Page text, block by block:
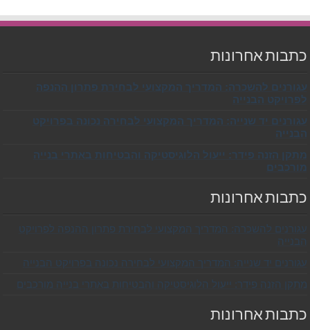
כתבות אחרונות
עגורנים להשכרה: המדריך המקצועי לבחירת פתרון ההנפה
לפרויקט הבנייה
עגורנים יד שנייה: המדריך המקצועי לבחירה נכונה בפרויקט
הבנייה
מתקן הזנה פידר: ייעול הלוגיסטיקה והבטיחות באתרי בנייה
מורכבים
כתבות אחרונות
עגורנים להשכרה: המדריך המקצועי לבחירת פתרון ההנפה לפרויקט
הבנייה
עגורנים יד שנייה: המדריך המקצועי לבחירה נכונה בפרויקט הבנייה
מתקן הזנה פידר: ייעול הלוגיסטיקה והבטיחות באתרי בנייה מורכבים
כתבות אחרונות